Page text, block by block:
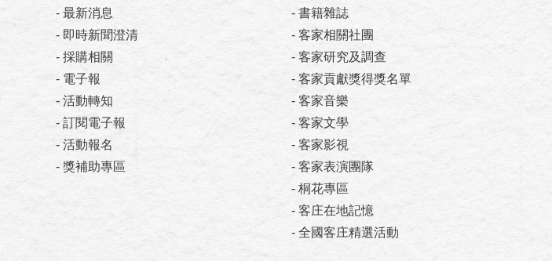
- 最新消息
- 即時新聞澄清
- 採購相關
- 電子報
- 活動轉知
- 訂閱電子報
- 活動報名
- 獎補助專區
- 書籍雜誌
- 客家相關社團
- 客家研究及調查
- 客家貢獻獎得獎名單
- 客家音樂
- 客家文學
- 客家影視
- 客家表演團隊
- 桐花專區
- 客庄在地記憶
- 全國客庄精選活動